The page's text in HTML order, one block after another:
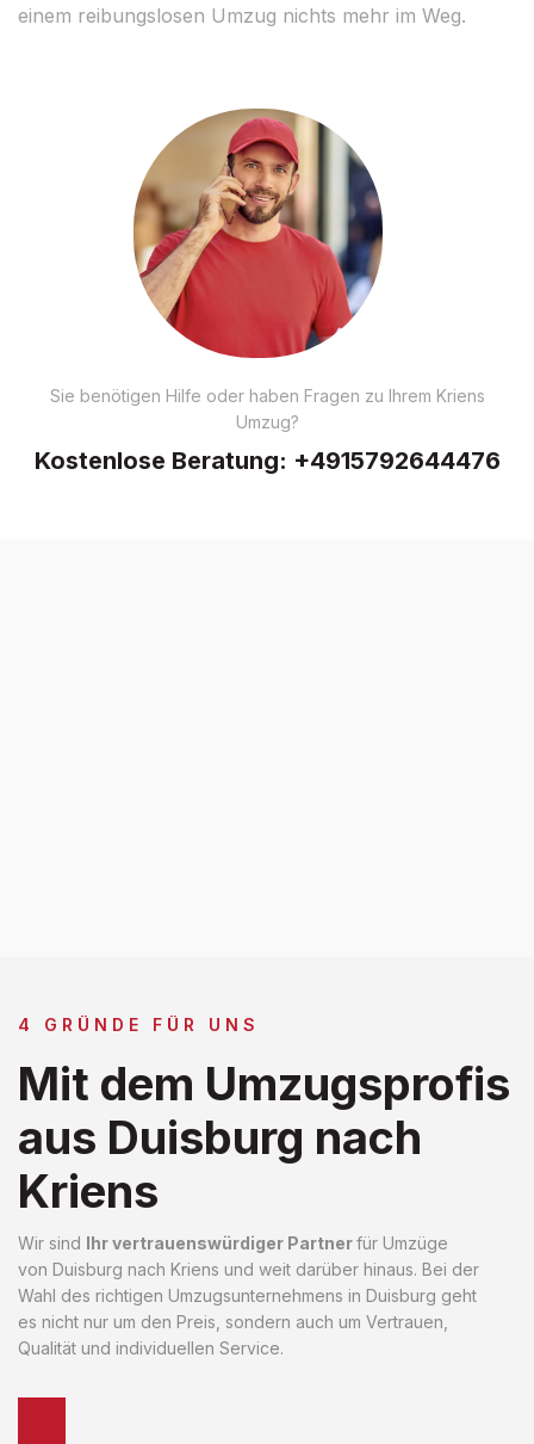
einem reibungslosen Umzug nichts mehr im Weg.
Sie benötigen Hilfe oder haben Fragen zu Ihrem Kriens
Umzug?
Kostenlose Beratung: +4915792644476
4 GRÜNDE FÜR UNS
Mit dem Umzugsprofis
aus Duisburg nach
Kriens
Wir sind Ihr vertrauenswürdiger Partnerfür Umzüge
von Duisburg nach Kriens und weit darüber hinaus. Bei der
Wahl des richtigen Umzugsunternehmens in Duisburg geht
es nicht nur um den Preis, sondern auch um Vertrauen,
Qualität und individuellen Service.